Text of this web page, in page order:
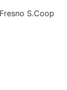
S.Coop